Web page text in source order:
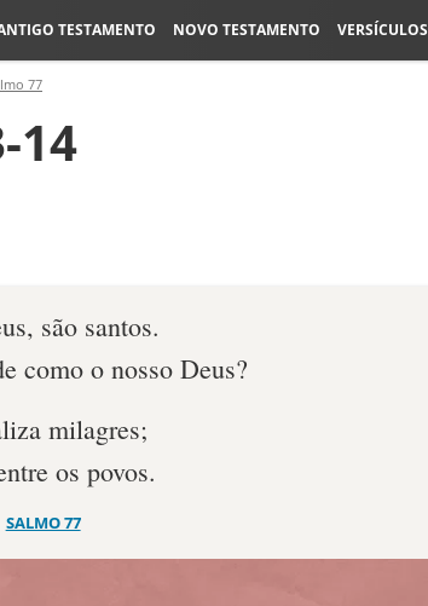
TESTAMENTO NOVO TESTAMENTO VERSÍCULOS
77
14
são santos.
como o nosso Deus?
milagres;
os povos.
SALMO 77